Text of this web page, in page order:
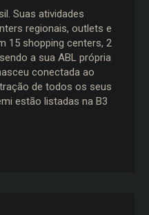
Suas atividades
regionais, outlets e
15 shopping centers, 2
a sua ABL própria
conectada ao
de todos os seus
estão listadas na B3